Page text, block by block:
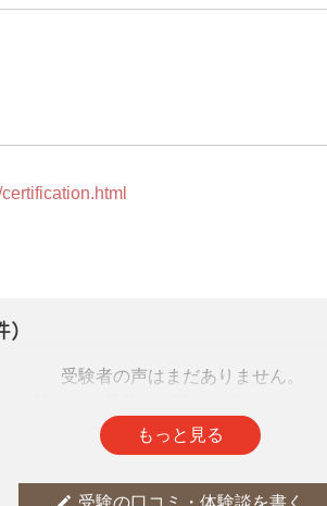
)
受験者の声はまだありません。
もっと見る
edit 受験の口コミ・体験談を書く